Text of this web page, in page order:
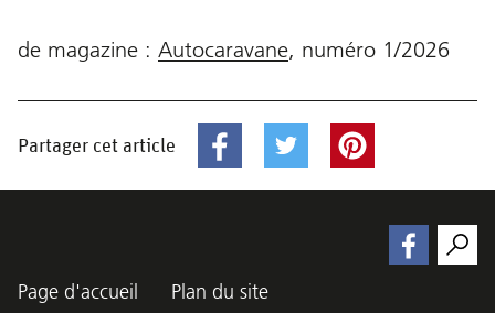
de magazine : Autocaravane, numéro 1/2026
Partager cet article
Page d'accueil Plan du site